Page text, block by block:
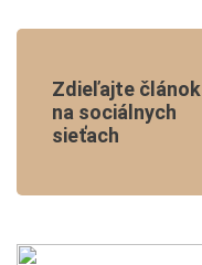
Zdieľajte článok
na sociálnych
sieťach